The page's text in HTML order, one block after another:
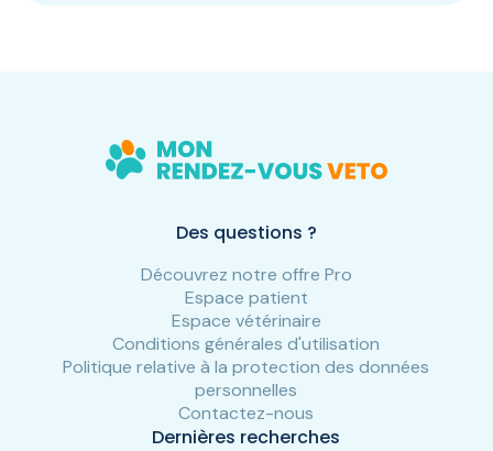
Des questions ?
Découvrez notre offre Pro
Espace patient
Espace vétérinaire
Conditions générales d'utilisation
Politique relative à la protection des données
personnelles
Contactez-nous
Dernières recherches